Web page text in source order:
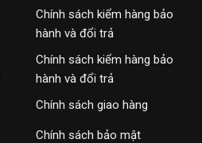
Chính sách kiểm hàng bảo
hành và đổi trả
Chính sách kiểm hàng bảo
hành và đổi trả
Chính sách giao hàng
Chính sách bảo mật